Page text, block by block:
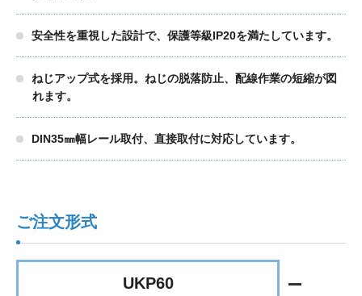
個人情報保護方針
安全性を重視した設計で、保護等級IP20を満たしています。
ねじアップ式を採用。ねじの脱落防止、配線作業の短縮が図
れます。
DIN35㎜幅レール取付、直接取付に対応しています。
ご注文形式
UKP60